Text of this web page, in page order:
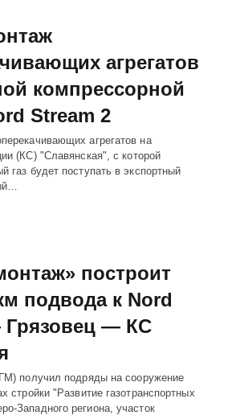
агрегатов
компрессорной
Stream 2
агрегатов на
(КС) "Славянская", с которой
газ будет поступать в экспортный
построит
подвода к Nord
Грязовец — КС
получил подряды на сооружение
стройки "Развитие газотранспортных
Западного региона, участок